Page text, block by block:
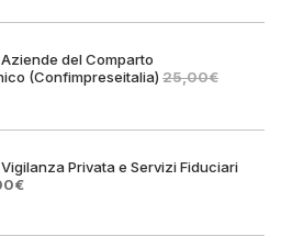
era:
è:
Aziende del Comparto
(Confimpreseitalia) 25,00€
Vigilanza Privata e Servizi Fiduciari
€Il
è: